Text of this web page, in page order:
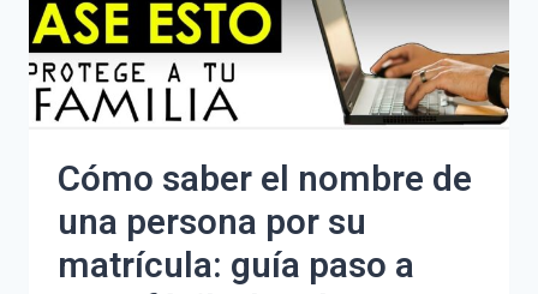
Cómo saber el nombre de
una persona por su
matrícula: guía paso a